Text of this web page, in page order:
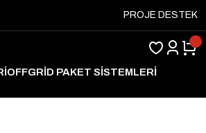
PROJE DESTEK
OFFGRİD PAKET SİSTEMLERİ